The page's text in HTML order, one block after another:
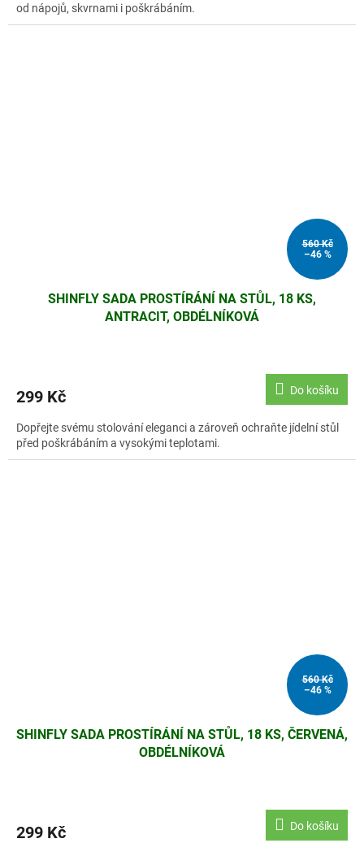
od nápojů, skvrnami i poškrábáním.
560 Kč
–46 %
SHINFLY SADA PROSTÍRÁNÍ NA STŮL, 18 KS,
ANTRACIT, OBDÉLNÍKOVÁ
299 Kč Do košíku
Dopřejte svému stolování eleganci a zároveň ochraňte jídelní stůl
před poškrábáním a vysokými teplotami.
560 Kč
–46 %
SHINFLY SADA PROSTÍRÁNÍ NA STŮL, 18 KS, ČERVENÁ,
OBDÉLNÍKOVÁ
299 Kč Do košíku